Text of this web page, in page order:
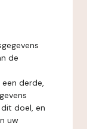
de
derde,
doel, en
uw